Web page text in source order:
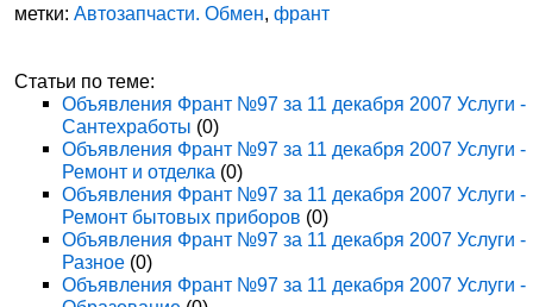
метки:Автозапчасти. Обмен,франт
Статьи по теме:
Объявления Франт №97 за 11 декабря 2007 Услуги -
Сантехработы (0)
Объявления Франт №97 за 11 декабря 2007 Услуги -
Ремонт и отделка (0)
Объявления Франт №97 за 11 декабря 2007 Услуги -
Ремонт бытовых приборов (0)
Объявления Франт №97 за 11 декабря 2007 Услуги -
Разное (0)
Объявления Франт №97 за 11 декабря 2007 Услуги -